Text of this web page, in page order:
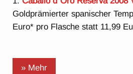
Goldprämierter spanischer
Euro* pro Flasche statt 11,99
» Mehr